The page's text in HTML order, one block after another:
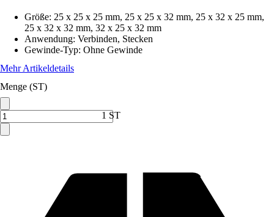
Größe: 25 x 25 x 25 mm, 25 x 25 x 32 mm, 25 x 32 x 25 mm,
25 x 32 x 32 mm, 32 x 25 x 32 mm
Anwendung: Verbinden, Stecken
Gewinde-Typ: Ohne Gewinde
Mehr Artikeldetails
Menge (ST)
1 ST